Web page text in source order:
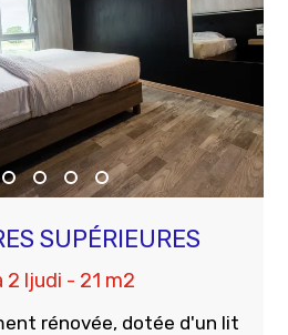
SUPÉRIEURES
2 ljudi - 21 m2
rénovée, dotée d'un lit